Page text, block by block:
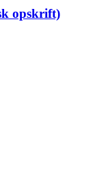
opskrift)